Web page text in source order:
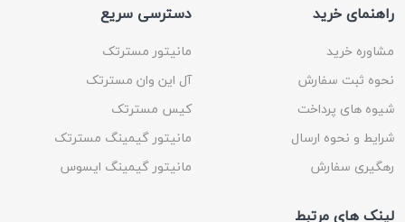
راهنمای خرید
مشاوره خرید
نحوه ثبت سفارش
شیوه های پرداخت
شرایط و نحوه ارسال
رهگیری سفارش
دسترسی سریع
مانیتور مسترتک
آل این وان مسترتک
کیس مسترتک
مانیتور گیمینگ مسترتک
مانیتور گیمینگ ایسوس
لینک های مرتبط